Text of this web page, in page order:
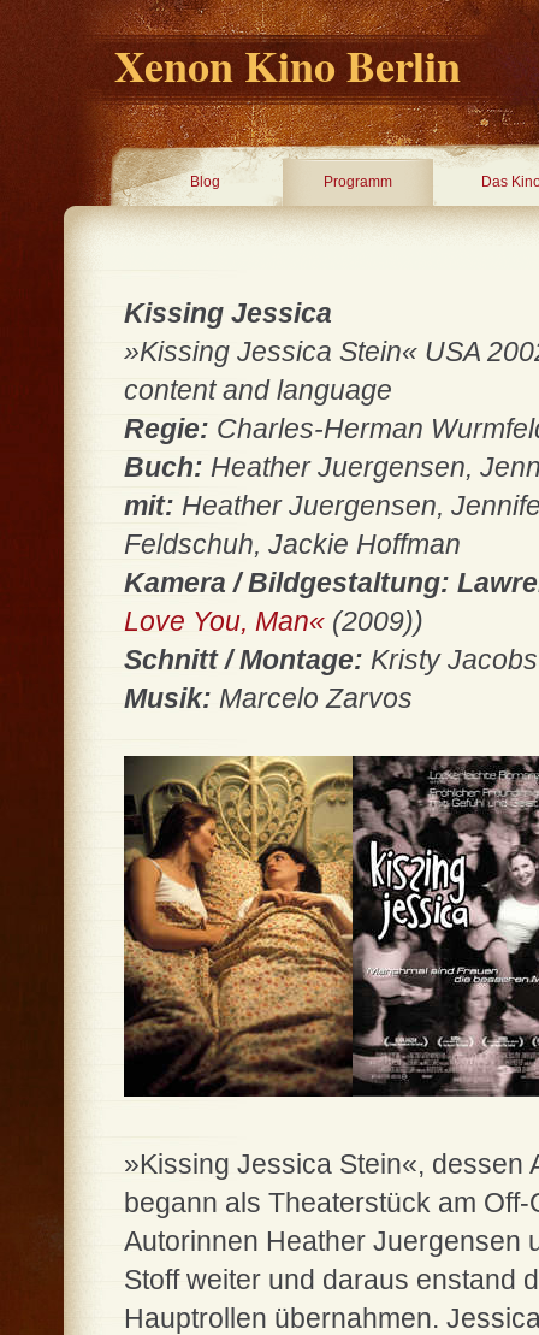
Xenon Kino Berlin
Blog Programm Das
Kissing Jessica
»Kissing Jessica Stein« USA
content and language
Regie: Charles-Herman
Buch: Heather Juergensen,
mit: Heather Juergensen,
Feldschuh, Jackie Hoffman
Kamera / Bildgestaltung:
Love You, Man« (2009))
Schnitt / Montage: Kristy
Musik: Marcelo Zarvos
»Kissing Jessica Stein«, dessen
begann als Theaterstück am
Autorinnen Heather Juergensen
Stoff weiter und daraus enstand
Hauptrollen übernahmen.